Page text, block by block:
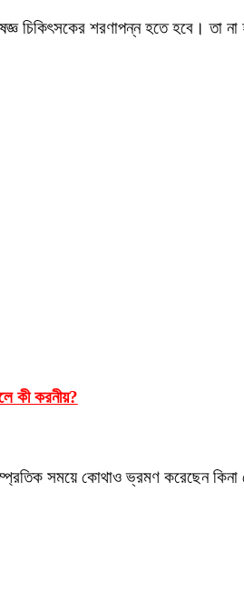
চিকিৎসকের শরণাপন্ন হতে হবে। তা
কী করনীয়?
সময়ে কোথাও ভ্রমণ করেছেন